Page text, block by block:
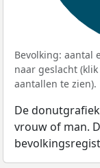
Bevolking: aantal
naar geslacht
aantallen te zien).
De
vrouw of man.